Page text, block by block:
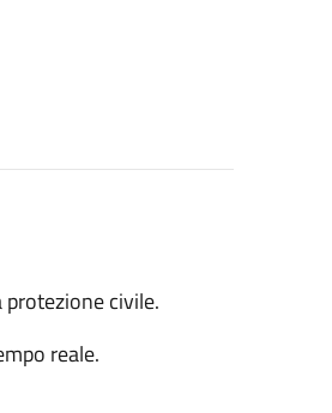
civile.
reale.